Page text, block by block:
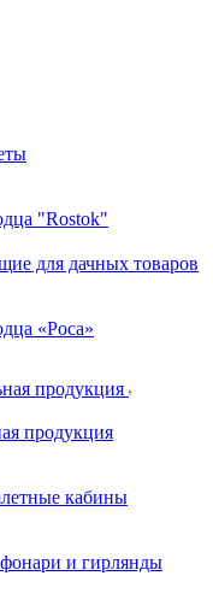
"Rostok"
для дачных товаров
«Роса»
продукция
продукция
кабины
и гирлянды